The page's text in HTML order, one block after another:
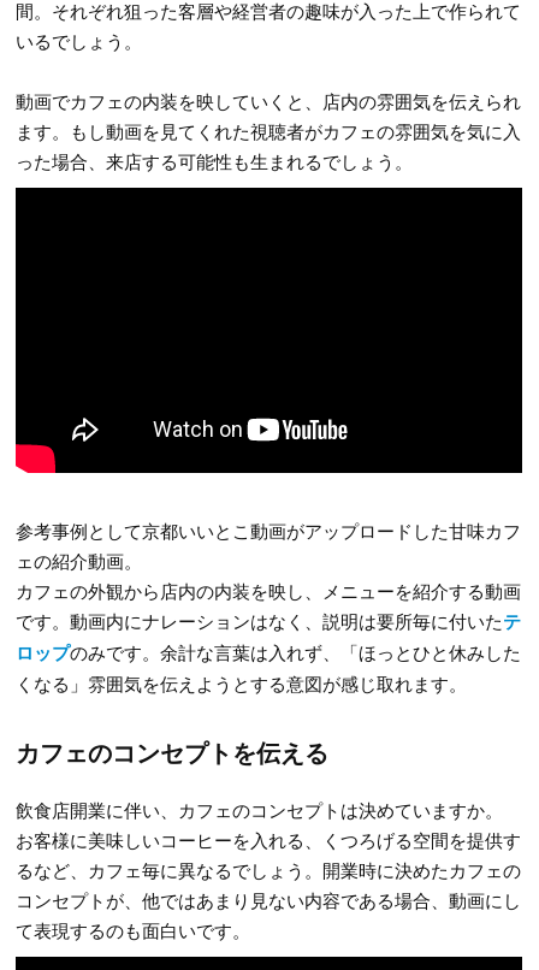
間。それぞれ狙った客層や経営者の趣味が入った上で作られて
いるでしょう。
動画でカフェの内装を映していくと、店内の雰囲気を伝えられ
ます。もし動画を見てくれた視聴者がカフェの雰囲気を気に入
った場合、来店する可能性も生まれるでしょう。
参考事例として京都いいとこ動画がアップロードした甘味カフ
ェの紹介動画。
カフェの外観から店内の内装を映し、メニューを紹介する動画
です。動画内にナレーションはなく、説明は要所毎に付いたテ
ロップのみです。余計な言葉は入れず、「ほっとひと休みした
くなる」雰囲気を伝えようとする意図が感じ取れます。
カフェのコンセプトを伝える
飲食店開業に伴い、カフェのコンセプトは決めていますか。
お客様に美味しいコーヒーを入れる、くつろげる空間を提供す
るなど、カフェ毎に異なるでしょう。開業時に決めたカフェの
コンセプトが、他ではあまり見ない内容である場合、動画にし
て表現するのも面白いです。